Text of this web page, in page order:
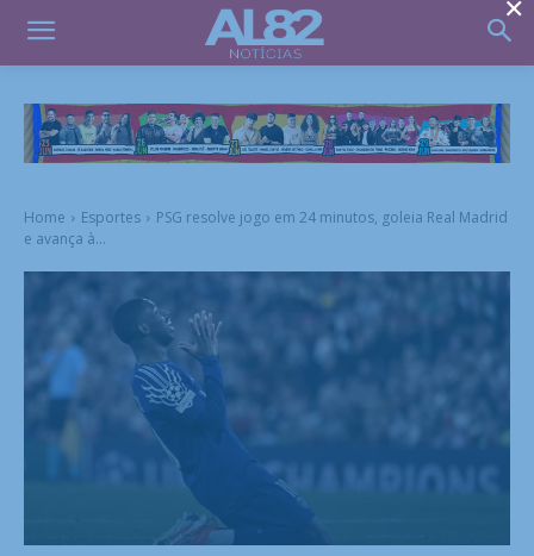
Home Esportes
PSG resolve jogo em 24 minutos, goleia Real Madrid
e avança à...